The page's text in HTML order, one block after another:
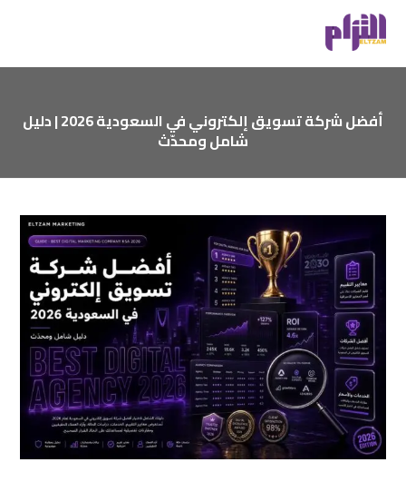
أفضل شركة تسويق إلكتروني في السعودية 2026 | دليل
شامل ومحدّث